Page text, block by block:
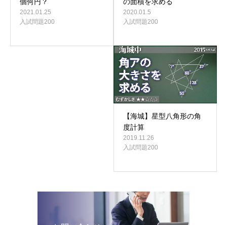
2021.01.25
入試問題200
2020.01.5
入試問題200
【海城】星型八角形の角
度計算
2019.11.26
入試問題200